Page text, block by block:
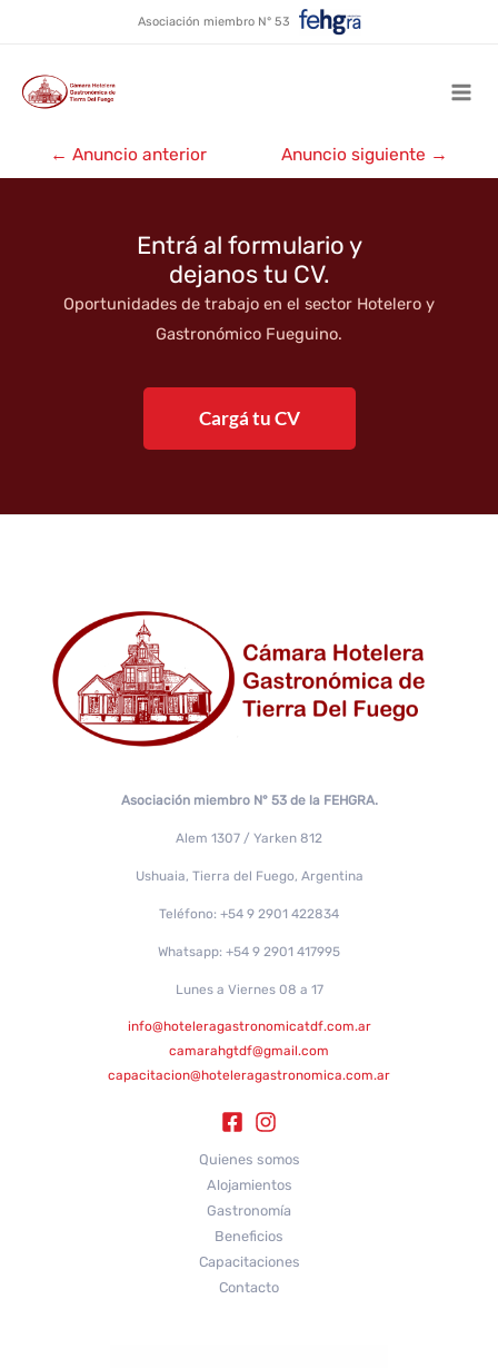
contenido
Asociación miembro N° 53
Navegación
de
← Anuncio anterior Anuncio siguiente →
Entrá al formulario y
dejanos tu CV.
Oportunidades de trabajo en el sector Hotelero y
Gastronómico Fueguino.
Cargá tu CV
Asociación miembro N° 53 de la FEHGRA.
Alem 1307 / Yarken 812
Ushuaia, Tierra del Fuego, Argentina
Teléfono: +54 9 2901 422834
Whatsapp: +54 9 2901 417995
Lunes a Viernes 08 a 17
info@hoteleragastronomicatdf.com.ar
camarahgtdf@gmail.com
capacitacion@hoteleragastronomica.com.ar
Quienes somos
Alojamientos
Gastronomía
Beneficios
Capacitaciones
Contacto